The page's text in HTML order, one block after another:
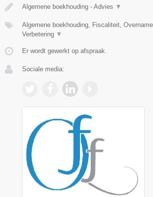
Algemene boekhouding - Advies ▼
Algemene boekhouding, Fiscaliteit,
Verbetering ▼
Er wordt gewerkt op afspraak.
Sociale media: